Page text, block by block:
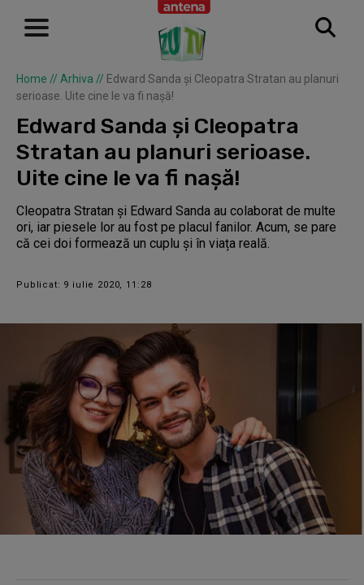
Home // Arhiva // Edward Sanda și Cleopatra Stratan au planuri
serioase. Uite cine le va fi nașă!
Edward Sanda și Cleopatra
Stratan au planuri serioase.
Uite cine le va fi nașă!
Cleopatra Stratan și Edward Sanda au colaborat de multe
ori, iar piesele lor au fost pe placul fanilor. Acum, se pare
că cei doi formează un cuplu și în viața reală.
Publicat: 9 iulie 2020, 11:28